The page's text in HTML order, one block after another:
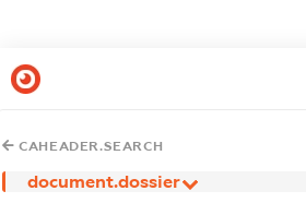
CAHEADER.SEARCH
document.dossier